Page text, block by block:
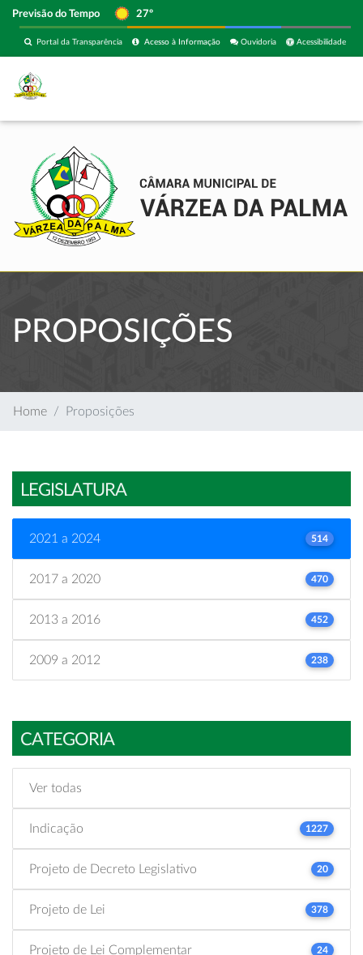
Previsão do Tempo 27º
Acessibilidade
Ouvidoria
Acesso à Informação
Portal da Transparência
PROPOSIÇÕES
Home Proposições
LEGISLATURA
2021 a 2024 514
2017 a 2020 470
2013 a 2016 452
2009 a 2012 238
CATEGORIA
Ver todas
Indicação 1227
Projeto de Decreto Legislativo 20
Projeto de Lei 378
Projeto de Lei Complementar 24